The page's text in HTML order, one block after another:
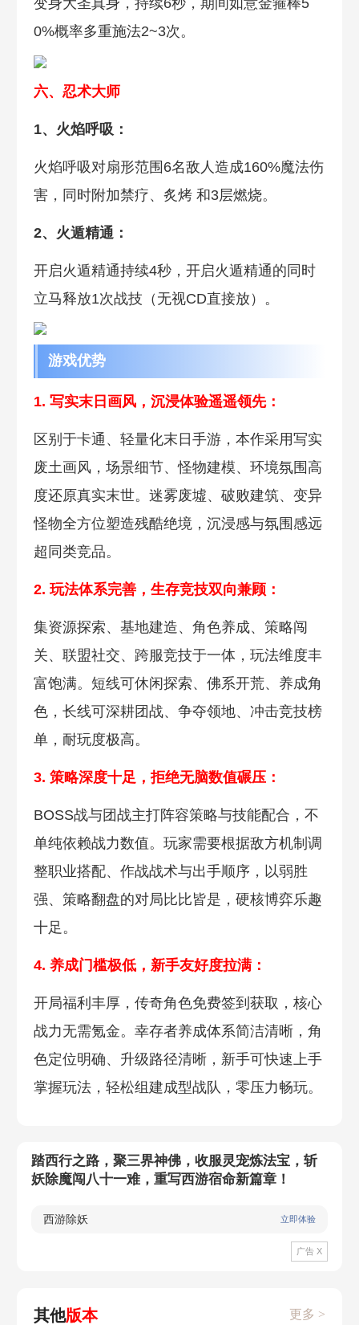
0%概率多重施法2~3次。
六、忍术大师
1、火焰呼吸：
火焰呼吸对扇形范围6名敌人造成160%魔法伤
害，同时附加禁疗、炙烤 和3层燃烧。
2、火遁精通：
开启火遁精通持续4秒，开启火遁精通的同时
立马释放1次战技（无视CD直接放）。
游戏优势
1. 写实末日画风，沉浸体验遥遥领先：
区别于卡通、轻量化末日手游，本作采用写实
废土画风，场景细节、怪物建模、环境氛围高
度还原真实末世。迷雾废墟、破败建筑、变异
怪物全方位塑造残酷绝境，沉浸感与氛围感远
超同类竞品。
2. 玩法体系完善，生存竞技双向兼顾：
集资源探索、基地建造、角色养成、策略闯
关、联盟社交、跨服竞技于一体，玩法维度丰
富饱满。短线可休闲探索、佛系开荒、养成角
色，长线可深耕团战、争夺领地、冲击竞技榜
单，耐玩度极高。
3. 策略深度十足，拒绝无脑数值碾压：
BOSS战与团战主打阵容策略与技能配合，不
单纯依赖战力数值。玩家需要根据敌方机制调
整职业搭配、作战战术与出手顺序，以弱胜
强、策略翻盘的对局比比皆是，硬核博弈乐趣
十足。
4. 养成门槛极低，新手友好度拉满：
开局福利丰厚，传奇角色免费签到获取，核心
战力无需氪金。幸存者养成体系简洁清晰，角
色定位明确、升级路径清晰，新手可快速上手
掌握玩法，轻松组建成型战队，零压力畅玩。
踏西行之路，聚三界神佛，收服灵宠炼法宝，斩
妖除魔闯八十一难，重写西游宿命新篇章！
西游除妖 立即体验
广告 X
其他版本 更多 >